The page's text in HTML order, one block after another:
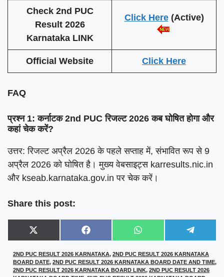
Check 2nd PUC
Result 2026
Karnataka LINK
Click Here(Active)
Official Website Click Here
FAQ
प्रश्न 1: कर्नाटक 2nd PUC रिजल्ट 2026 कब घोषित होगा और
कहां चेक करें?
उत्तर: रिजल्ट अप्रैल 2026 के पहले सप्ताह में, संभावित रूप से 9
अप्रैल 2026 को घोषित है। मुख्य वेबसाइट्स karresults.nic.in
और kseab.karnataka.gov.in पर चेक करें।
Share this post:
Share
on
X
(
w
i
t
Share
on
F
a
e
b
o
Share
on
W
h
t
s
A
Share
on
e
e
g
r
2ND PUC RESULT 2026 KARNATAKA, 2ND PUC RESULT 2026 KARNATAKA
BOARD DATE, 2ND PUC RESULT 2026 KARNATAKA BOARD DATE AND TIME,
2ND PUC RESULT 2026 KARNATAKA BOARD LINK, 2ND PUC RESULT 2026